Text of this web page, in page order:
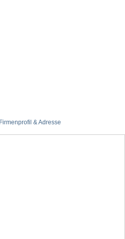
Firmenprofil & Adresse